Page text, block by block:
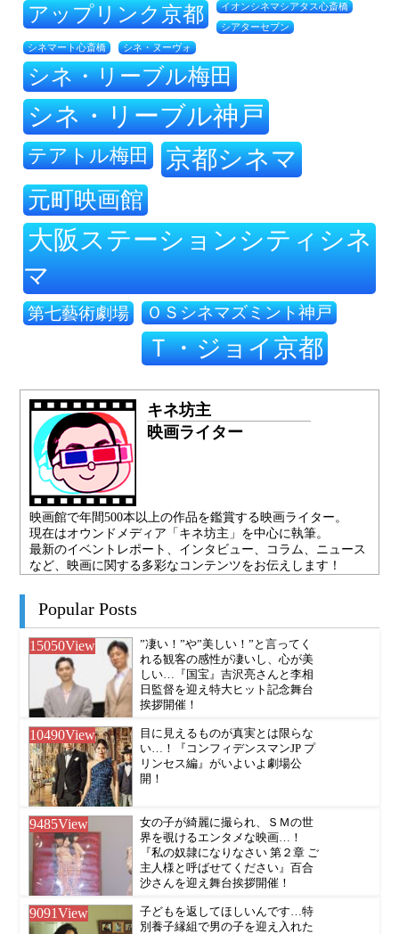
アップリンク京都 イオンシネマシアタス心斎橋
シアターセブン
シネマート心斎橋 シネ・ヌーヴォ
シネ・リーブル梅田
シネ・リーブル神戸
テアトル梅田 京都シネマ
元町映画館
大阪ステーションシティシネ
マ
第七藝術劇場 ＯＳシネマズミント神戸
Ｔ・ジョイ京都
キネ坊主
映画ライター
映画館で年間500本以上の作品を鑑賞する映画ライター。
現在はオウンドメディア「キネ坊主」を中心に執筆。
最新のイベントレポート、インタビュー、コラム、ニュース
など、映画に関する多彩なコンテンツをお伝えします！
Popular Posts
15050View
”凄い！”や”美しい！”と言ってく
れる観客の感性が凄いし、心が美
しい…『国宝』吉沢亮さんと李相
日監督を迎え特大ヒット記念舞台
挨拶開催！
10490View
目に見えるものが真実とは限らな
い…！『コンフィデンスマンJP プ
リンセス編』がいよいよ劇場公
開！
9485View
女の子が綺麗に撮られ、ＳＭの世
界を覗けるエンタメな映画…！
『私の奴隷になりなさい 第２章 ご
主人様と呼ばせてください』百合
沙さんを迎え舞台挨拶開催！
9091View
子どもを返してほしいんです…特
別養子縁組で男の子を迎え入れた